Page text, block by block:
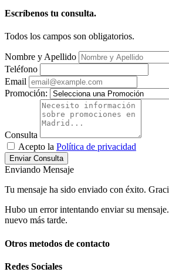
Escríbenos tu consulta.
Todos los campos son obligatorios.
Nombre y Apellido
Teléfono
Email
Promoción:
Consulta
Acepto la Política de privacidad
Enviar Consulta
Enviando Mensaje
Tu mensaje ha sido enviado con éxito.
Hubo un error intentando enviar su
nuevo más tarde.
Otros metodos de contacto
Redes Sociales